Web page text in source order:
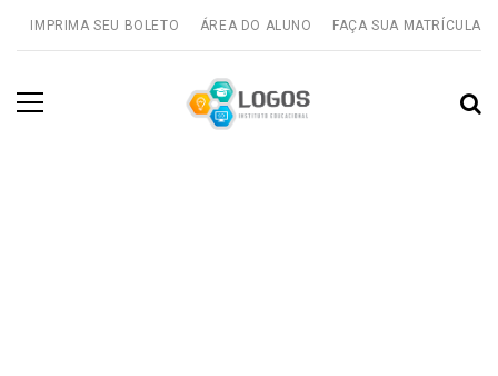
IMPRIMA SEU BOLETO ÁREA DO ALUNO FAÇA SUA MATRÍCULA